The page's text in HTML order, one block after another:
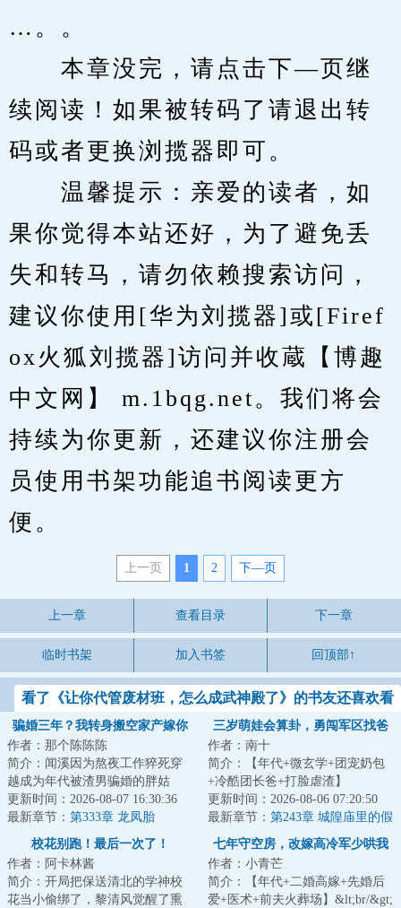
…。。
本章没完，请点击下—页继
续阅读！如果被转码了请退出转
码或者更换浏揽器即可。
温馨提示：亲爱的读者，如
果你觉得本站还好，为了避免丢
失和转马，请勿依赖搜索访问，
建议你使用[华为刘揽器]或[Firef
ox火狐刘揽器]访问并收蔵【博趣
中文网】 m.1bqg.net。我们将会
持续为你更新，还建议你注册会
员使用书架功能追书阅读更方
便。
上一页 1 2 下—页
上一章 查看目录 下一章
临时书架 加入书签 回顶部↑
看了《让你代管废材班，怎么成武神殿了》的书友还喜欢看
骗婚三年？我转身搬空家产嫁你
上司！
作者：那个陈陈陈
简介：闻溪因为熬夜工作猝死穿
越成为年代被渣男骗婚的胖姑
娘。&lt;br/&gt;渣夫攀高枝和领导
女儿在军区双...
更新时间：2026-08-07 16:30:36
最新章节： 第333章 龙凤胎
三岁萌娃会算卦，勇闯军区找爸
作者：南十
简介：【年代+微玄学+团宠奶包
+冷酷团长爸+打脸虐渣】
&lt;br/&gt;三岁小葡萄被师父赶下
山：“你爸叫赵屿...
更新时间：2026-08-06 07:20:50
最新章节： 第243章 城隍庙里的假
神仙
校花别跑！最后一次了！
作者：阿卡林酱
简介：开局把保送清北的学神校
花当小偷绑了，黎清风觉醒了熏
七年守空房，改嫁高冷军少哄我
作者：小青芒
简介：【年代+二婚高嫁+先婚后
爱+医术+前夫火葬场】&lt;br/&gt;